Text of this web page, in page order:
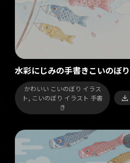
水彩にじみの手書きこいのぼり
かわいい こいのぼり イラス
ト, こいのぼり イラスト 手書
き